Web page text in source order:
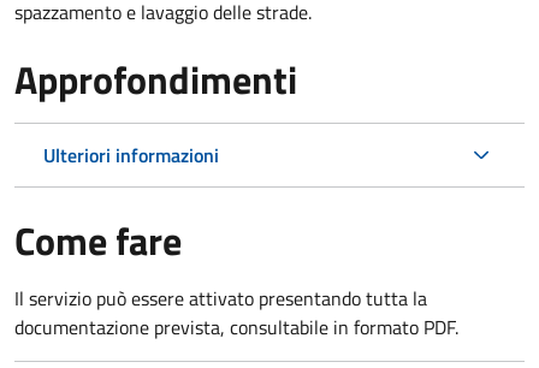
spazzamento e lavaggio delle strade.
Approfondimenti
Ulteriori informazioni
Come fare
Il servizio può essere attivato presentando tutta la
documentazione prevista, consultabile in formato PDF.